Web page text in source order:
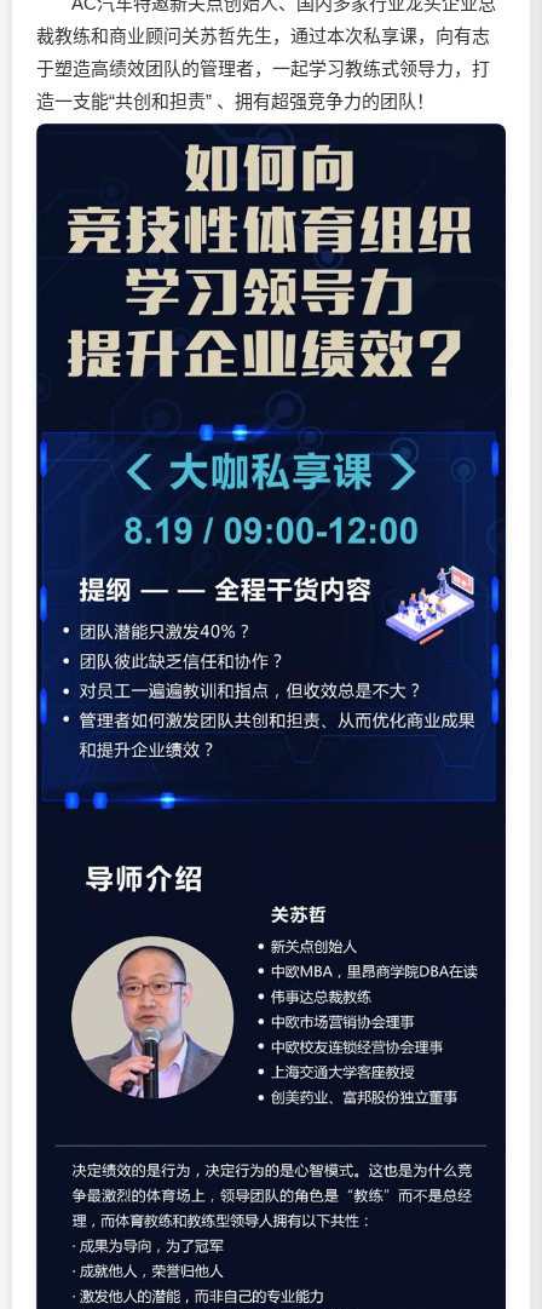
裁教练和商业顾问关苏哲先生，通过本次私享课，向有志
于塑造高绩效团队的管理者，一起学习教练式领导力，打
造一支能“共创和担责” 、拥有超强竞争力的团队！